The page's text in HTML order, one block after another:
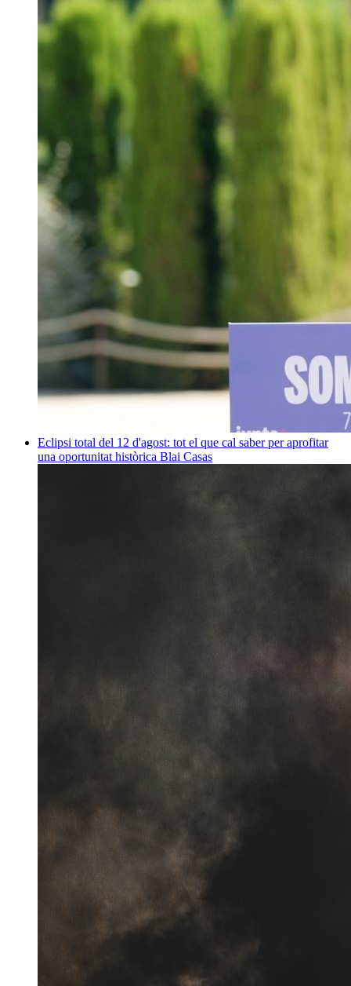
Eclipsi total del 12 d'agost: tot el que cal saber per aprofitar
una oportunitat històrica Blai Casas